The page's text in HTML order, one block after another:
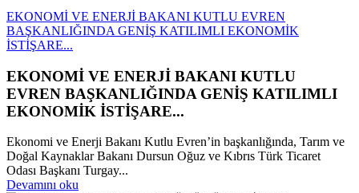
EKONOMİ VE ENERJİ BAKANI KUTLU EVREN
BAŞKANLIĞINDA GENİŞ KATILIMLI EKONOMİK
İSTİŞARE...
EKONOMİ VE ENERJİ BAKANI KUTLU
EVREN BAŞKANLIĞINDA GENİŞ KATILIMLI
EKONOMİK İSTİŞARE...
Ekonomi ve Enerji Bakanı Kutlu Evren’in başkanlığında, Tarım ve
Doğal Kaynaklar Bakanı Dursun Oğuz ve Kıbrıs Türk Ticaret
Odası Başkanı Turgay...
Devamını oku